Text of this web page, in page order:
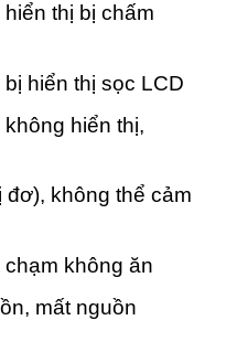
thị bị chấm
hiển thị sọc LCD
hiển thị,
đơ), không thể cảm
không ăn
mất nguồn